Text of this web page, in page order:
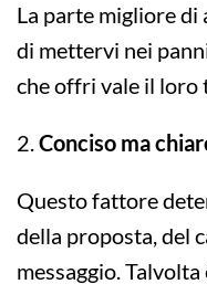
La parte migliore di
di mettervi nei
che offri vale il loro
2.Conciso ma
Questo fattore
della proposta, del
messaggio.